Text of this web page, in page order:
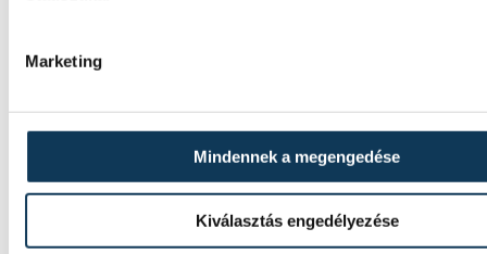
Marketing
Mindennek a megengedése
Kiválasztás engedélyezése
Mártha Imre, az MVM Zrt. egykori
a Paksi Atomerőmű előtt álló példátlan
technológiai kihívásokat. A szakember, aki
korábban éveken át felelt a hazai
fejlesztésekért és a paksi blokkok
arra figyelmeztet: az erőmű olyan
van, amelyre eredetileg nem tervezték.